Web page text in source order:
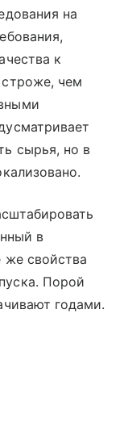
на
к
чем
сырья, но в
в
же свойства
Порой
годами.